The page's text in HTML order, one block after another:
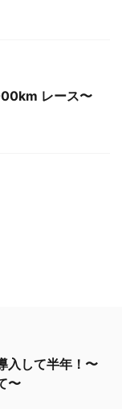
レース〜
入して半年！〜
〜